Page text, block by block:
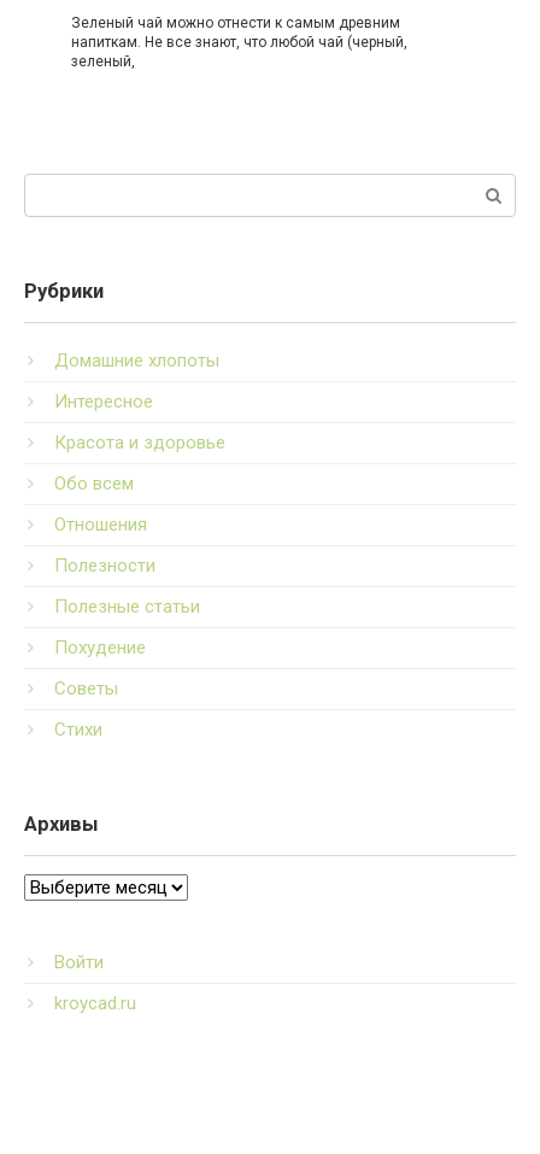
Зеленый чай можно отнести к самым древним
напиткам. Не все знают, что любой чай (черный,
зеленый,
Рубрики
Домашние хлопоты
Интересное
Красота и здоровье
Обо всем
Отношения
Полезности
Полезные статьи
Похудение
Советы
Стихи
Архивы
Архивы
Войти
kroycad.ru